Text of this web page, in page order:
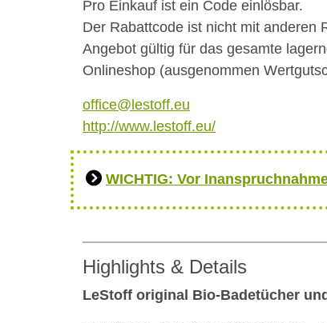
Pro Einkauf ist ein Code einlösbar.
Der Rabattcode ist nicht mit anderen
Angebot gültig für das gesamte
Onlineshop (ausgenommen
office@lestoff.eu
http://www.lestoff.eu/
WICHTIG: Vor
Highlights & Details
LeStoff original Bio-Badetücher